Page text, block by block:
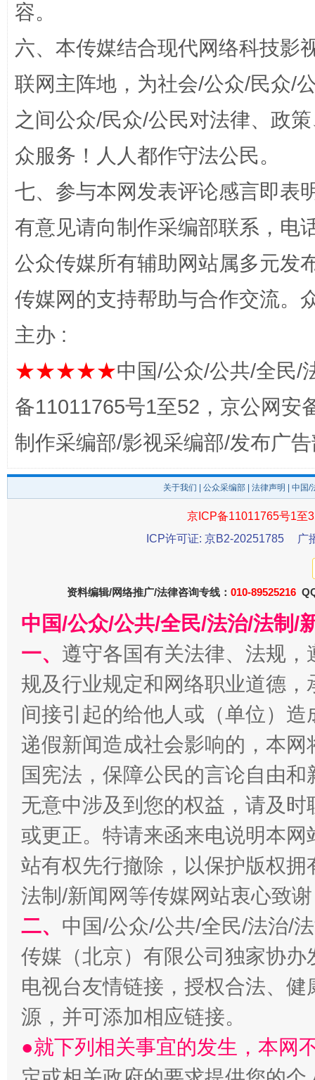
“蜀中异人”王建安的艺术幻境
东山县通报“牛蛙产品抗生素超标问题” 法
千年窑火 生生不息 一
揭开“小金库”的免责幌子
容。
六、本传媒结合现代网络科技影
联网主阵地，为社会/公众/民众/
之间公众/民众/公民对法律、政
众服务！人人都作守法公民。
七、参与本网发表评论感言即表
有意见请向制作采编部联系，电
公众传媒所有辅助网站属多元发
传媒网的支持帮助与合作交流。
主办 :
★★★★★中国/公众/公共/全民/
备11011765号1至52，京公网安
制作采编部/影视采编部/发布广
关于我们 公众采编部 法律声明 | 中国
京ICP备11011765号1至
ICP许可证: 京B2-20251785
广
资料编辑/网络推广/法律咨询专线： 010-89525216
中国/公众/公共/全民/法治/法制/
一、 遵守各国有关法律、法规
规及行业规定和网络职业道德
间接引起的给他人或（单位）
递假新闻造成社会影响的，本
国宪法，保障公民的言论自由
无意中涉及到您的权益，请及
或更正。特请来函来电说明本
站有权先行撤除，以保护版权
法制/新闻网等传媒网站衷心致
二、 中国/公众/公共/全民/法治/
传媒（北京）有限公司独家协
电视台友情链接，授权合法、
源，并可添加相应链接。
●就下列相关事宜的发生，本网